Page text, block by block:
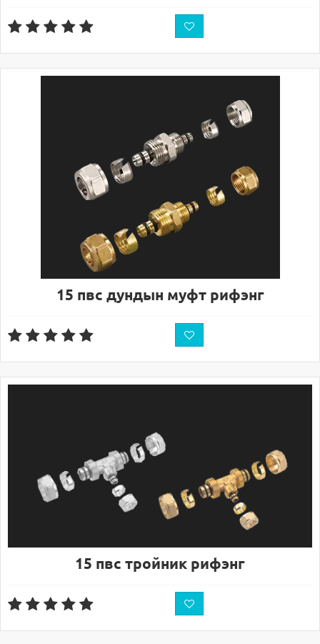
15 пвс дундын муфт рифэнг
15 пвс тройник рифэнг